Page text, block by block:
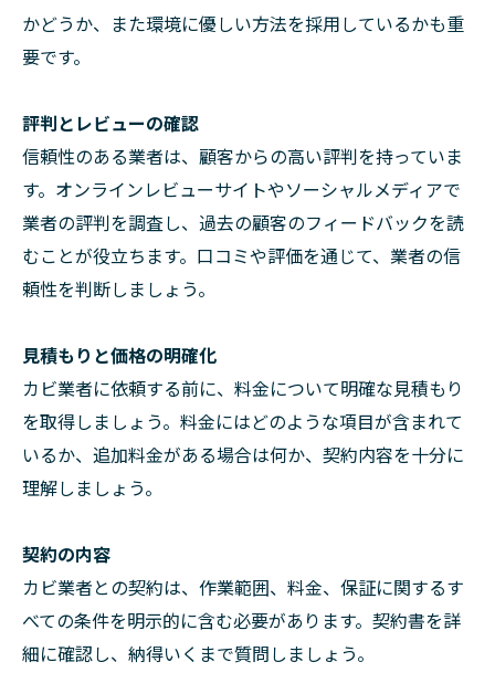
かどうか、また環境に優しい方法を採用しているかも重
要です。
評判とレビューの確認
信頼性のある業者は、顧客からの高い評判を持っていま
す。オンラインレビューサイトやソーシャルメディアで
業者の評判を調査し、過去の顧客のフィードバックを読
むことが役立ちます。口コミや評価を通じて、業者の信
頼性を判断しましょう。
見積もりと価格の明確化
カビ業者に依頼する前に、料金について明確な見積もり
を取得しましょう。料金にはどのような項目が含まれて
いるか、追加料金がある場合は何か、契約内容を十分に
理解しましょう。
契約の内容
カビ業者との契約は、作業範囲、料金、保証に関するす
べての条件を明示的に含む必要があります。契約書を詳
細に確認し、納得いくまで質問しましょう。